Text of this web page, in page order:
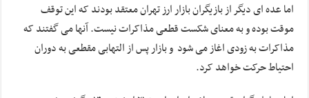
اما عده ای دیگر از بازیگران بازار ارز تهران معتقد بودند که این توقف
موقت بوده و به معنای شکست قطعی مذاکرات نیست. آنها می گفتند که
مذاکرات به زودی اغاز می شود و بازار پس از التهابی مقطعی به دوران
احتیاط حرکت خواهد کرد.